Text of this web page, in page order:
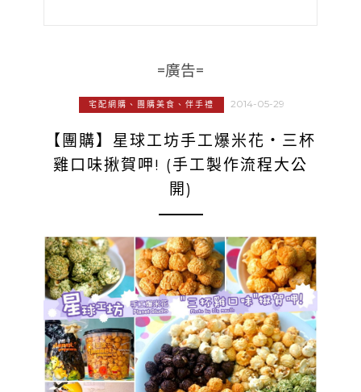
=廣告=
宅配網購、團購美食、伴手禮 2014-05-29
【團購】星球工坊手工爆米花‧三杯
雞口味揪賀呷! (手工製作流程大公
開)